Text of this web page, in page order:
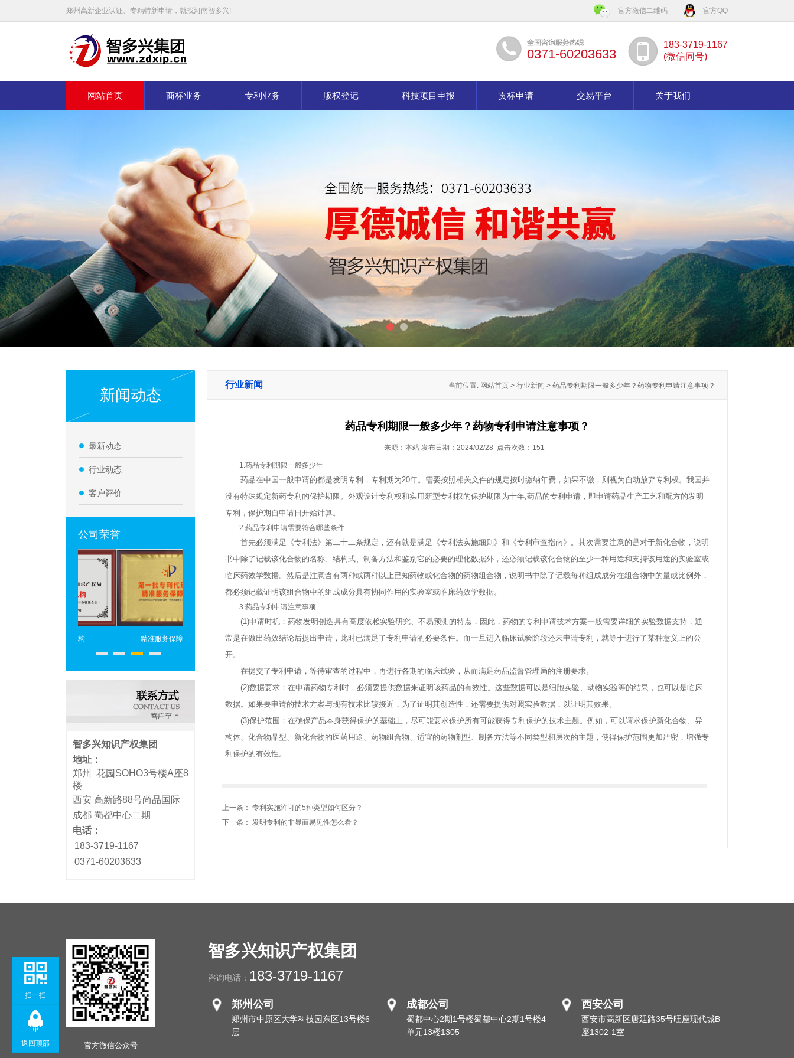
郑州高新企业认证、专精特新申请，就找河南智多兴! 官方微信二维码 官方QQ
183-3719-1167
(微信同号)
0371-60203633
网站首页 商标业务 专利业务 版权登记 科技项目申报 贯标申请 交易平台 关于我们
新闻动态
最新动态
行业动态
客户评价
公司荣誉
精准服务保障机构 专利代理头部机构
智多兴知识产权集团
地址：
郑州 花园SOHO3号楼A座8
楼
西安 高新路88号尚品国际
成都 蜀都中心二期
电话：
183-3719-1167
0371-60203633
行业新闻 当前位置: 网站首页 > 行业新闻 > 药品专利期限一般多少年？药物专利申请注意事项？
药品专利期限一般多少年？药物专利申请注意事项？
来源：本站 发布日期：2024/02/28 点击次数： 151
1.药品专利期限一般多少年
药品在中国一般申请的都是发明专利，专利期为20年。需要按照相关文件的规定按时缴纳年费，如果不缴，则视为自动放弃专利权。我国并
没有特殊规定新药专利的保护期限。外观设计专利权和实用新型专利权的保护期限为十年;药品的专利申请，即申请药品生产工艺和配方的发明
专利，保护期自申请日开始计算。
2.药品专利申请需要符合哪些条件
首先必须满足《专利法》第二十二条规定，还有就是满足《专利法实施细则》和《专利审查指南》。其次需要注意的是对于新化合物，说明
书中除了记载该化合物的名称、结构式、制备方法和鉴别它的必要的理化数据外，还必须记载该化合物的至少一种用途和支持该用途的实验室或
临床药效学数据。然后是注意含有两种或两种以上已知药物或化合物的药物组合物，说明书中除了记载每种组成成分在组合物中的量或比例外，
都必须记载证明该组合物中的组成成分具有协同作用的实验室或临床药效学数据。
3.药品专利申请注意事项
(1)申请时机：药物发明创造具有高度依赖实验研究、不易预测的特点，因此，药物的专利申请技术方案一般需要详细的实验数据支持，通
常是在做出药效结论后提出申请，此时已满足了专利申请的必要条件。而一旦进入临床试验阶段还未申请专利，就等于进行了某种意义上的公
开。
在提交了专利申请，等待审查的过程中，再进行各期的临床试验，从而满足药品监督管理局的注册要求。
(2)数据要求：在申请药物专利时，必须要提供数据来证明该药品的有效性。这些数据可以是细胞实验、动物实验等的结果，也可以是临床
数据。如果要申请的技术方案与现有技术比较接近，为了证明其创造性，还需要提供对照实验数据，以证明其效果。
(3)保护范围：在确保产品本身获得保护的基础上，尽可能要求保护所有可能获得专利保护的技术主题。例如，可以请求保护新化合物、异
构体、化合物晶型、新化合物的医药用途、药物组合物、适宜的药物剂型、制备方法等不同类型和层次的主题，使得保护范围更加严密，增强专
利保护的有效性。
上一条： 专利实施许可的5种类型如何区分？
下一条： 发明专利的非显而易见性怎么看？
官方微信公众号
智多兴知识产权集团
咨询电话： 183-3719-1167
郑州公司
郑州市中原区大学科技园东区13号楼6
层
成都公司
蜀都中心2期1号楼蜀都中心2期1号楼4
单元13楼1305
西安公司
西安市高新区唐延路35号旺座现代城B
座1302-1室
扫一扫
返回顶部